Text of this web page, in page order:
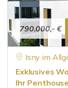
790.000,- €
Isny im
Exklusives
Ihr